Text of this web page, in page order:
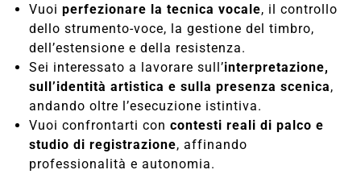
Vuoi perfezionare la tecnica vocale, il controllo
dello strumento-voce, la gestione del timbro,
dell’estensione e della resistenza.
Sei interessato a lavorare sull’interpretazione,
sull’identità artistica e sulla presenza scenica,
andando oltre l’esecuzione istintiva.
Vuoi confrontarti con contesti reali di palco e
studio di registrazione, affinando
professionalità e autonomia.